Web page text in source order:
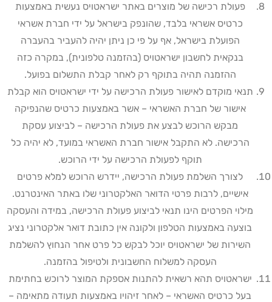
פעולת רכישה של מוצרים באתר ישראטויס נעשית באמצעות
כרטיס אשראי בלבד, שהונפק בישראל על ידי חברת אשראי
הפועלת בישראל, אף על פי כן ניתן יהיה להעביר בהעברה
בנקאית לחשבון ישראטויס (בהזמנה טלפונית), במקרה כזה
ההזמנה תהיה בתוקף רק לאחר קבלת התשלום בפועל.
תנאי מוקדם לאישור פעולת הרכישה על ידי ישראטויס הוא קבלת
אישור של חברת האשראי – אשר באמצעות כרטיס שהנפיקה
מבקש הרוכש לבצע את פעולת הרכישה – לביצוע עסקת
הרכישה. לא התקבל אישור חברת האשראי במועד, לא יהיה כל
תוקף לפעולת הרכישה על ידי הרוכש.
לצורך השלמת פעולת הרכישה, יידרש הרוכש למלא פרטים
אישיים, לרבות פרטי הדואר האלקטרוני שלו באתר האינטרנט.
מילוי הפרטים הינו תנאי לביצוע פעולת הרכישה, במידה והעסקה
בוצעה באמצעות הטלפון ולקונה אין כתובת דואר אלקטרוני נציג
השירות של ישראטויס יוכל לבקש כל פרט אחר הנחוץ להשלמת
העסקה למשלוח החשבונית ולטיפול בהזמנה.
ישראטויס תהא רשאית להתנות אספקת המוצר לרוכש בחתימת
בעל כרטיס האשראי – לאחר זיהויו באמצעות תעודה מתאימה –